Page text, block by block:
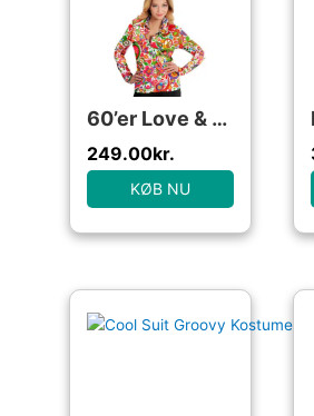
60’er Love & Peace Skjorte
249.00kr.
KØB NU